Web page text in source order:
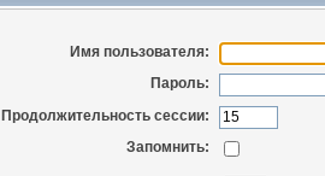
Имя пользователя:
Пароль:
Продолжительность сессии:
Запомнить: